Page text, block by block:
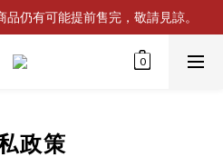
仍有可能提前售完，敬請見諒。
政策